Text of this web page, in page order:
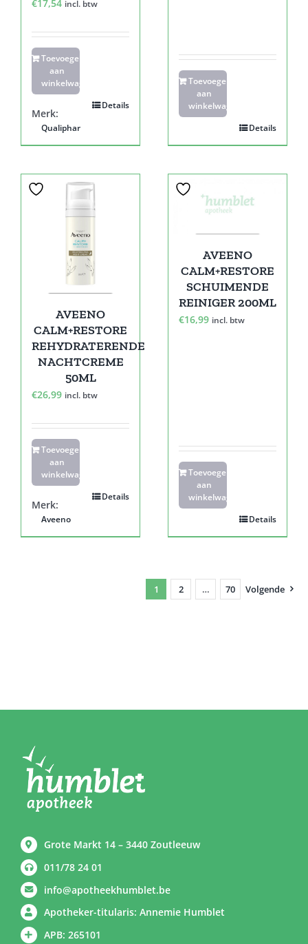
€17,54 incl. btw
Toevoegen
aan
winkelwagen
Details
Merk:
Qualiphar
Toevoegen
aan
winkelwagen
Details
AVEENO
CALM+RESTORE
REHYDRATERENDE
NACHTCREME
50ML
€26,99 incl. btw
Toevoegen
aan
winkelwagen
Details
Merk:
Aveeno
AVEENO
CALM+RESTORE
SCHUIMENDE
REINIGER 200ML
€16,99 incl. btw
Toevoegen
aan
winkelwagen
Details
1 2 … 70 Volgende
Grote Markt 14 – 3440 Zoutleeuw
011/78 24 01
info@apotheekhumblet.be
Apotheker-titularis: Annemie Humblet
APB: 265101